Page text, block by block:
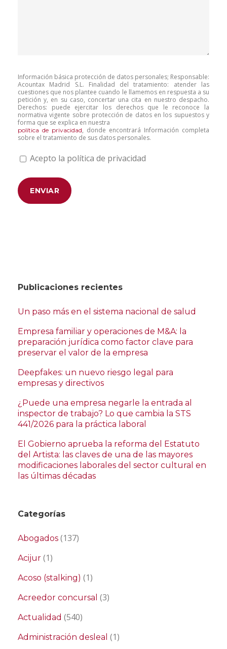
Información básica protección de datos personales; Responsable:
Acountax Madrid S.L. Finalidad del tratamiento: atender las
cuestiones que nos plantee cuando le llamemos en respuesta a su
petición y, en su caso, concertar una cita en nuestro despacho.
Derechos: puede ejercitar los derechos que le reconoce la
normativa vigente sobre protección de datos en los supuestos y
forma que se explica en nuestra
política de privacidad, donde encontrará Información completa
sobre el tratamiento de sus datos personales.
Acepto la política de privacidad
Publicaciones recientes
Un paso más en el sistema nacional de salud
Empresa familiar y operaciones de M&A: la
preparación jurídica como factor clave para
preservar el valor de la empresa
Deepfakes: un nuevo riesgo legal para
empresas y directivos
¿Puede una empresa negarle la entrada al
inspector de trabajo? Lo que cambia la STS
441/2026 para la práctica laboral
El Gobierno aprueba la reforma del Estatuto
del Artista: las claves de una de las mayores
modificaciones laborales del sector cultural en
las últimas décadas
Categorías
Abogados (137)
Acijur (1)
Acoso (stalking) (1)
Acreedor concursal (3)
Actualidad (540)
Administración desleal (1)